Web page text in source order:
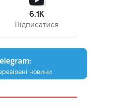
6.1K
Підписатися
новини